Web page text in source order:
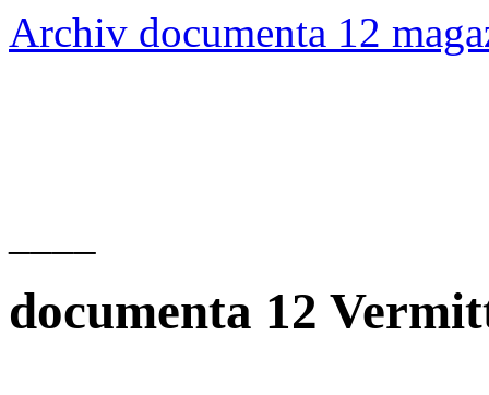
Archiv documenta 12
documenta 12